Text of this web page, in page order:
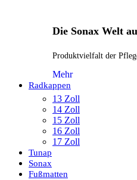
Die Sonax Welt
Produktvielfalt der
Mehr
Radkappen
13 Zoll
14 Zoll
15 Zoll
16 Zoll
17 Zoll
Tunap
Sonax
Fußmatten